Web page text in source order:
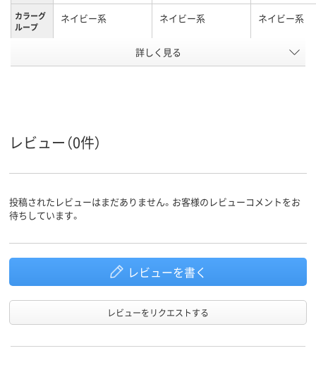
カラーグ
ループ
ネイビー系 ネイビー系 ネイビー系
M
詳しく見る
レビュー（0件）
投稿されたレビューはまだありません。お客様のレビューコメントをお
待ちしています。
レビューを書く
レビューをリクエストする